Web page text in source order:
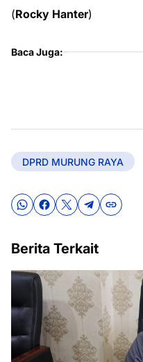
(Rocky Hanter)
Baca Juga:
DPRD MURUNG RAYA
Berita Terkait